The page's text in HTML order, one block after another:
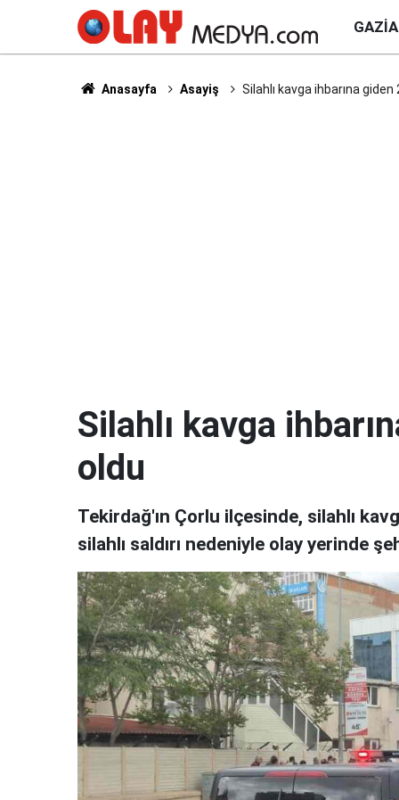
Anasayfa Asayiş Silahlı kavga ihbarına
Silahlı kavga
oldu
Tekirdağ'ın Çorlu ilçesinde, silahlı
silahlı saldırı nedeniyle olay yerinde